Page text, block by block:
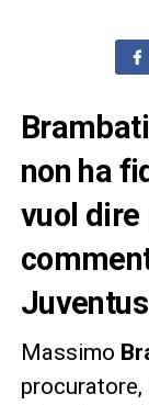
non ha
vuol dire
Juventus
Massimo
procuratore,